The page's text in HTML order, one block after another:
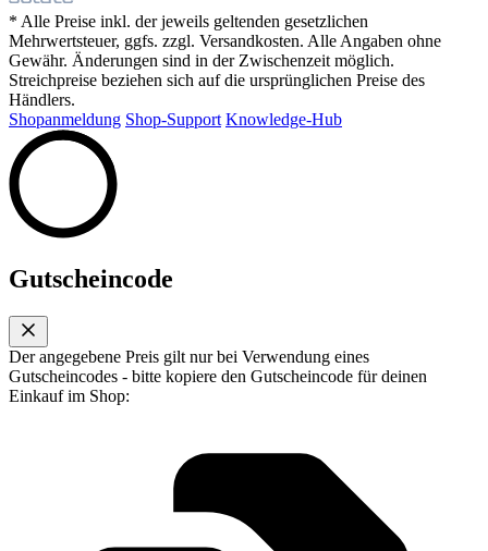
* Alle Preise inkl. der jeweils geltenden gesetzlichen
Mehrwertsteuer, ggfs. zzgl. Versandkosten. Alle Angaben ohne
Gewähr. Änderungen sind in der Zwischenzeit möglich.
Streichpreise beziehen sich auf die ursprünglichen Preise des
Händlers.
Shopanmeldung Shop-Support Knowledge-Hub
Gutscheincode
Der angegebene Preis gilt nur bei Verwendung eines
Gutscheincodes - bitte kopiere den Gutscheincode für deinen
Einkauf im Shop: